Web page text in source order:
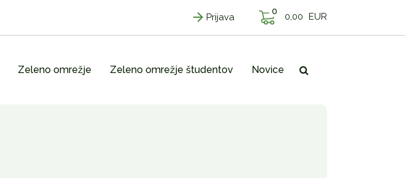
Prijava
0 0,00 EUR
Zeleno omrežje Zeleno omrežje študentov Novice